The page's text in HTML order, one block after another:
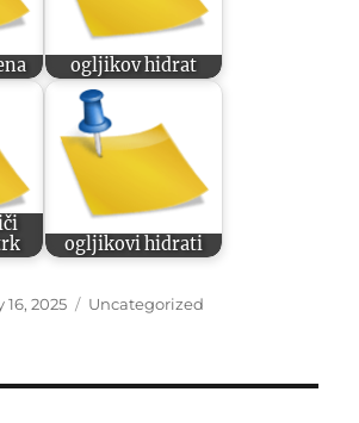
ogljikov hidrat
ogljikovi hidrati
16, 2025 Categories
Uncategorized